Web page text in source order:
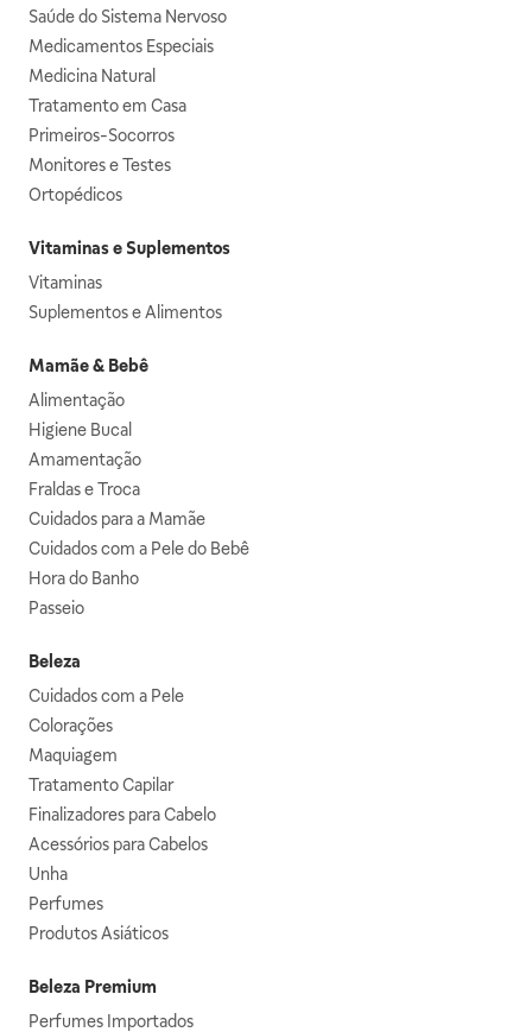
Saúde do Sistema Nervoso
Medicamentos Especiais
Medicina Natural
Tratamento em Casa
Primeiros-Socorros
Monitores e Testes
Ortopédicos
Vitaminas e Suplementos
Vitaminas
Suplementos e Alimentos
Mamãe & Bebê
Alimentação
Higiene Bucal
Amamentação
Fraldas e Troca
Cuidados para a Mamãe
Cuidados com a Pele do Bebê
Hora do Banho
Passeio
Beleza
Cuidados com a Pele
Colorações
Maquiagem
Tratamento Capilar
Finalizadores para Cabelo
Acessórios para Cabelos
Unha
Perfumes
Produtos Asiáticos
Beleza Premium
Perfumes Importados